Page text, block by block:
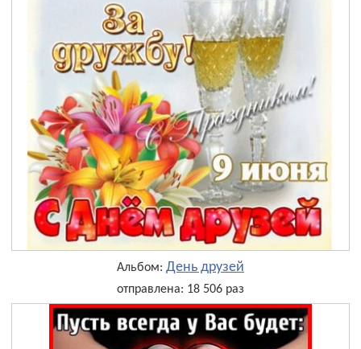
Альбом: День друзей
отправлена: 18 506 раз